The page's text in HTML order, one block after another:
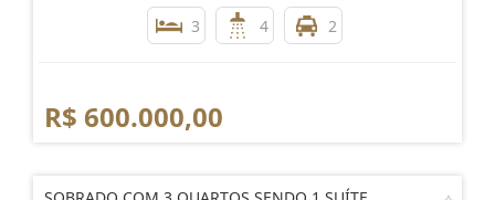
3 4 2
R$ 600.000,00